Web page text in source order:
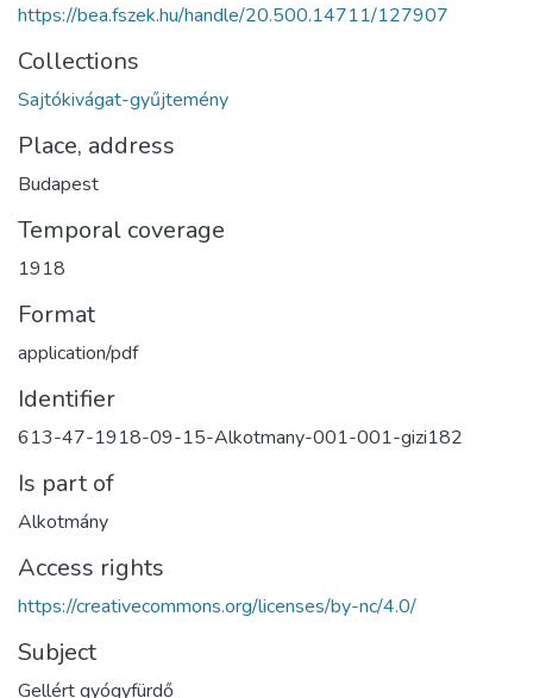
https://bea.fszek.hu/handle/20.500.14711/127907
Collections
Sajtókivágat-gyűjtemény
Place, address
Budapest
Temporal coverage
1918
Format
application/pdf
Identifier
613-47-1918-09-15-Alkotmany-001-001-gizi182
Is part of
Alkotmány
Access rights
https://creativecommons.org/licenses/by-nc/4.0/
Subject
Gellért gyógyfürdő